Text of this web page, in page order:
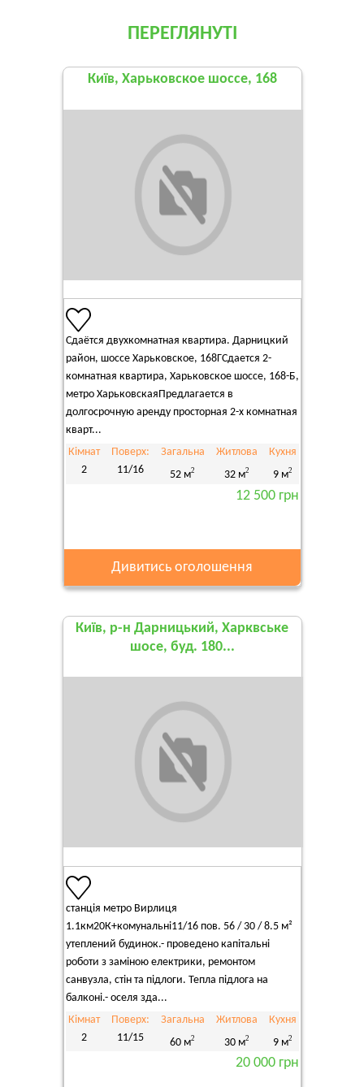
ПЕРЕГЛЯНУТІ
Київ, Харьковское шоссе, 168
Сдаётся двухкомнатная квартира. Дарницкий
район, шоссе Харьковское, 168ГСдается 2-
комнатная квартира, Харьковское шоссе, 168-Б,
метро ХарьковскаяПредлагается в
долгосрочную аренду просторная 2-х комнатная
кварт...
Кімнат
2
Поверх:
11/16
Загальна
52 м2
Житлова
32 м2
Кухня
9 м2
12 500 грн
Дивитись оголошення
Київ, р-н Дарницький, Харквське
шосе, буд. 180...
станція метро Вирлиця
1.1км20К+комунальні11/16 пов. 56 / 30 / 8.5 м²
утеплений будинок.- проведено капітальні
роботи з заміною електрики, ремонтом
санвузла, стін та підлоги. Тепла підлога на
балконі.- оселя зда...
Кімнат
2
Поверх:
11/15
Загальна
60 м2
Житлова
30 м2
Кухня
9 м2
20 000 грн